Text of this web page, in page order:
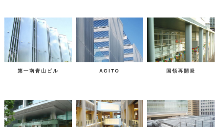
第一南青山ビル AGITO 国領再開発